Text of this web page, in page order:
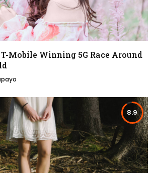
Mobile Winning 5G Race Around
8.9